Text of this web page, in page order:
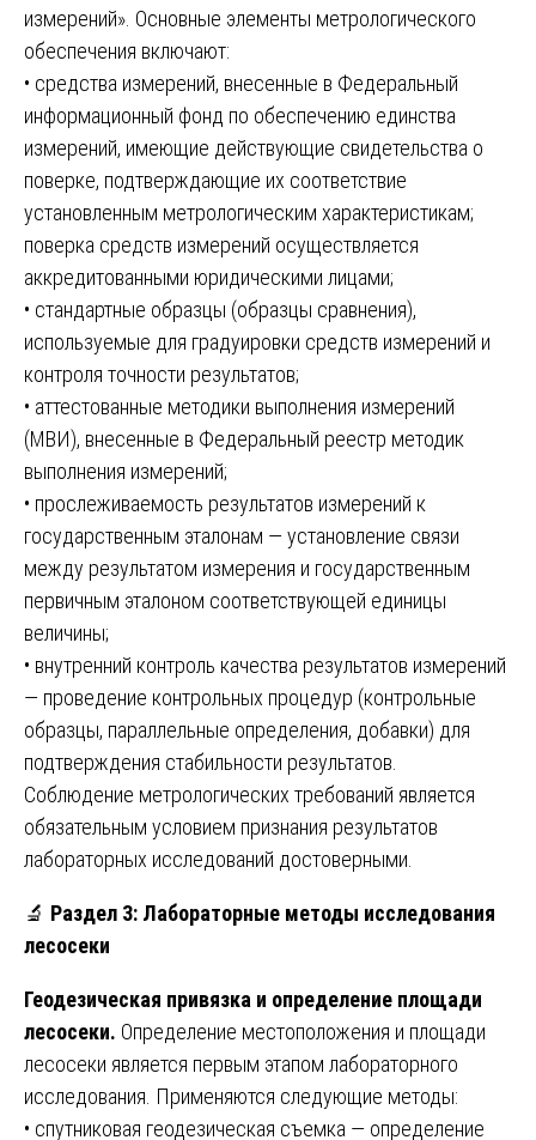
измерений». Основные элементы метрологического
обеспечения включают:
• средства измерений, внесенные в Федеральный
информационный фонд по обеспечению единства
измерений, имеющие действующие свидетельства о
поверке, подтверждающие их соответствие
установленным метрологическим характеристикам;
поверка средств измерений осуществляется
аккредитованными юридическими лицами;
• стандартные образцы (образцы сравнения),
используемые для градуировки средств измерений и
контроля точности результатов;
• аттестованные методики выполнения измерений
(МВИ), внесенные в Федеральный реестр методик
выполнения измерений;
• прослеживаемость результатов измерений к
государственным эталонам — установление связи
между результатом измерения и государственным
первичным эталоном соответствующей единицы
величины;
• внутренний контроль качества результатов измерений
— проведение контрольных процедур (контрольные
образцы, параллельные определения, добавки) для
подтверждения стабильности результатов.
Соблюдение метрологических требований является
обязательным условием признания результатов
лабораторных исследований достоверными.
🔬 Раздел 3: Лабораторные методы исследования
лесосеки
Геодезическая привязка и определение площади
лесосеки. Определение местоположения и площади
лесосеки является первым этапом лабораторного
исследования. Применяются следующие методы:
• спутниковая геодезическая съемка — определение